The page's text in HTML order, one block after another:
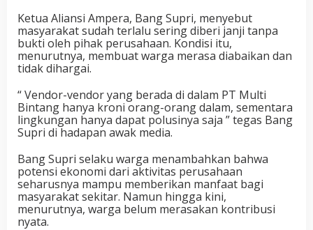
Ketua Aliansi Ampera, Bang Supri, menyebut
masyarakat sudah terlalu sering diberi janji tanpa
bukti oleh pihak perusahaan. Kondisi itu,
menurutnya, membuat warga merasa diabaikan dan
tidak dihargai.
“ Vendor-vendor yang berada di dalam PT Multi
Bintang hanya kroni orang-orang dalam, sementara
lingkungan hanya dapat polusinya saja ” tegas Bang
Supri di hadapan awak media.
Bang Supri selaku warga menambahkan bahwa
potensi ekonomi dari aktivitas perusahaan
seharusnya mampu memberikan manfaat bagi
masyarakat sekitar. Namun hingga kini,
menurutnya, warga belum merasakan kontribusi
nyata.